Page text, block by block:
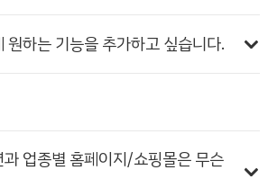
원하는 기능을 추가하고 싶습니다.
업종별 홈페이지/쇼핑몰은 무슨